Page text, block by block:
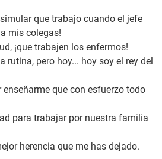
que trabajo cuando el jefe
mis colegas!
¡que trabajen los enfermos!
rutina, pero hoy... hoy soy el rey del
que con esfuerzo todo
para trabajar por nuestra familia
herencia que me has dejado.